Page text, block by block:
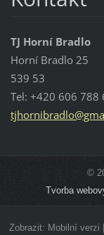
TJ Horní Bradlo
Horní Bradlo 25
539 53
Tel: +420 606 788
tjhornibradlo@gm
©
Tvorba
Zobrazit: Mobilní verzi |